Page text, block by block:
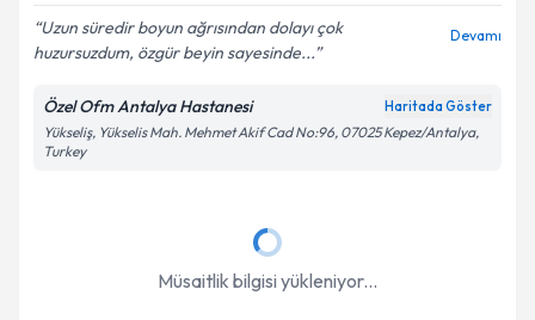
Kişisel verilerimin işlenmesine ilişkin
Aydınlatma
Metni'ni okudum ve kişisel verilerimin belirtilen
Uzun süredir boyun ağrısından dolayı çok
huzursuzdum, özgür beyin sayesinde...
Devamı
Özel Ofm Antalya Hastanesi Haritada Göster
Yükseliş, Yükselis Mah. Mehmet Akif Cad No:96, 07025 Kepez/Antalya,
Turkey
Müsaitlik bilgisi yükleniyor...